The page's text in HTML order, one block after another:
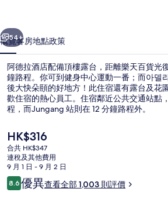
集
個 下一個
54+
概覽客房地點政策
阿德拉酒店配備頂樓露台，距離樂天百貨光
鐘路程。你可到健身中心運動一番；而아델
後大快朵頤的好地方！此住宿還有露台及花
歡住宿的熱心員工。住宿鄰近公共交通站點
程，而Jungang 站則在 12 分鐘路程外。
現
價
HK$316
HK$316
合共 HK$347
連稅及其他費用
9 月 1 日 - 9 月 2 日
評
價
8.68.6 分，滿分 10 分，
優異查看全部 1,003 則評價